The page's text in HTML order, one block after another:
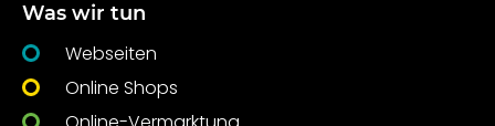
Was wir tun
Webseiten
Online Shops